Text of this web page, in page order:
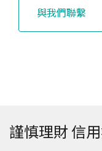
與我們聯繫
謹慎理財 信